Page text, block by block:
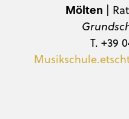
Mölten |
T. +39